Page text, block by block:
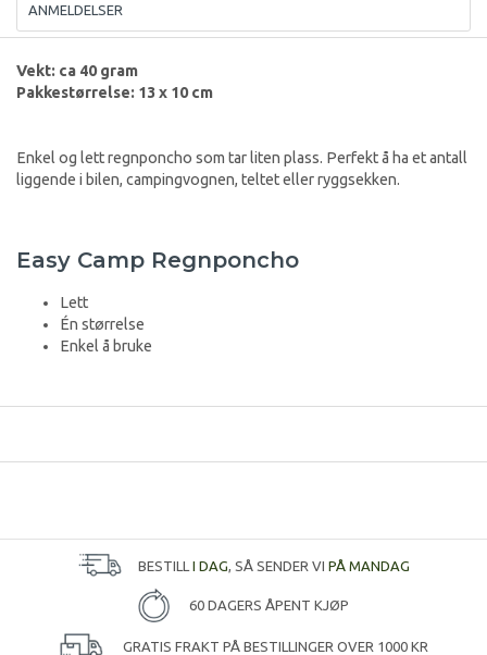
ANMELDELSER
Vekt: ca 40 gram
Pakkestørrelse: 13 x 10 cm
Enkel og lett regnponcho som tar liten plass. Perfekt å ha et antall
liggende i bilen, campingvognen, teltet eller ryggsekken.
Easy Camp Regnponcho
Lett
Én størrelse
Enkel å bruke
BESTILL I DAG , SÅ SENDER VI PÅ MANDAG
60 DAGERS ÅPENT KJØP
GRATIS FRAKT PÅ BESTILLINGER OVER 1000 KR